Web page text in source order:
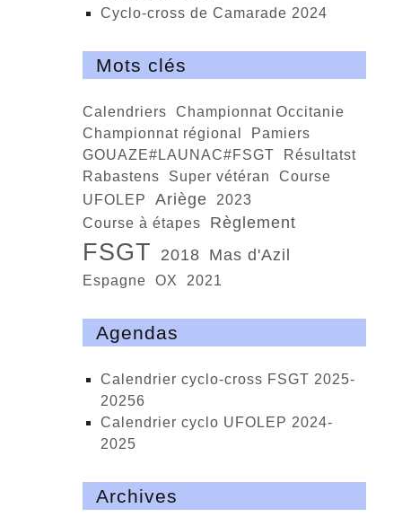
Cyclo-cross de Camarade 2024
Mots clés
calendriers
championnat Occitanie
championnat régional
Pamiers
GOUAZE#LAUNAC#FSGT
résultatst
Rabastens
super vétéran
course
UFOLEP
Ariège
2023
course à étapes
règlement
FSGT 2018 Mas d'Azil
Espagne OX 2021
Agendas
calendrier cyclo-cross FSGT 2025-
20256
calendrier cyclo UFOLEP 2024-
2025
Archives